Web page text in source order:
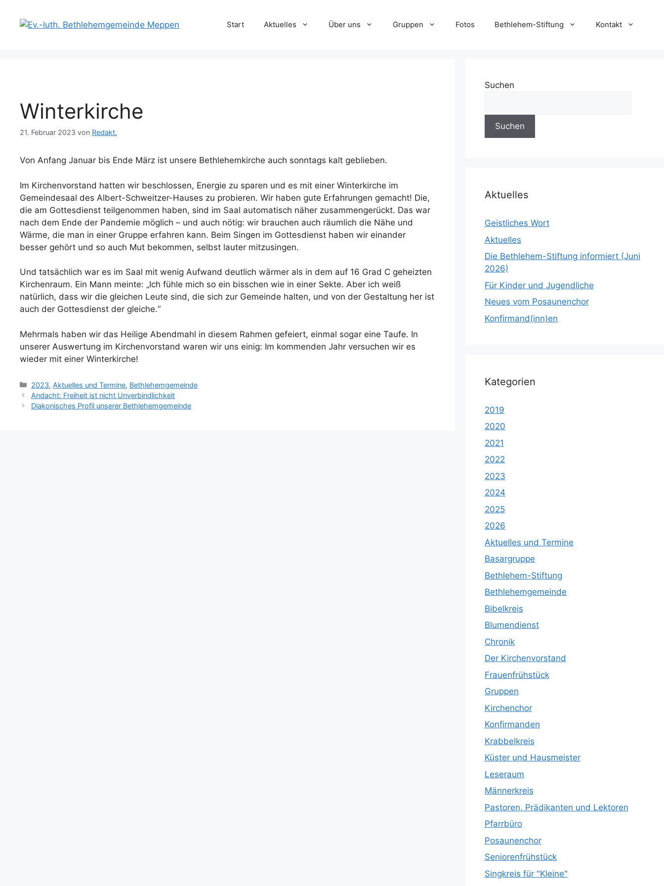
Inhalt
springen
Start Aktuelles Über uns Gruppen Fotos Bethlehem-Stiftung Kontakt
Winterkirche
21. Februar 2023 von Redakt.
Von Anfang Januar bis Ende März ist unsere Bethlehemkirche auch sonntags kalt geblieben.
Im Kirchenvorstand hatten wir beschlossen, Energie zu sparen und es mit einer Winterkirche im
Gemeindesaal des Albert-Schweitzer-Hauses zu probieren. Wir haben gute Erfahrungen gemacht! Die,
die am Gottesdienst teilgenommen haben, sind im Saal automatisch näher zusammengerückt. Das war
nach dem Ende der Pandemie möglich – und auch nötig: wir brauchen auch räumlich die Nähe und
Wärme, die man in einer Gruppe erfahren kann. Beim Singen im Gottesdienst haben wir einander
besser gehört und so auch Mut bekommen, selbst lauter mitzusingen.
Und tatsächlich war es im Saal mit wenig Aufwand deutlich wärmer als in dem auf 16 Grad C geheizten
Kirchenraum. Ein Mann meinte: „Ich fühle mich so ein bisschen wie in einer Sekte. Aber ich weiß
natürlich, dass wir die gleichen Leute sind, die sich zur Gemeinde halten, und von der Gestaltung her ist
auch der Gottesdienst der gleiche.“
Mehrmals haben wir das Heilige Abendmahl in diesem Rahmen gefeiert, einmal sogar eine Taufe. In
unserer Auswertung im Kirchenvorstand waren wir uns einig: Im kommenden Jahr versuchen wir es
wieder mit einer Winterkirche!
Kategorien
2023, Aktuelles und Termine, Bethlehemgemeinde
Andacht: Freiheit ist nicht Unverbindlichkeit
Diakonisches Profil unserer Bethlehemgemeinde
Suchen
Suchen
Aktuelles
Geistliches Wort
Aktuelles
Die Bethlehem-Stiftung informiert (Juni
2026)
Für Kinder und Jugendliche
Neues vom Posaunenchor
Konfirmand(inn)en
Kategorien
2019
2020
2021
2022
2023
2024
2025
2026
Aktuelles und Termine
Basargruppe
Bethlehem-Stiftung
Bethlehemgemeinde
Bibelkreis
Blumendienst
Chronik
Der Kirchenvorstand
Frauenfrühstück
Gruppen
Kirchenchor
Konfirmanden
Krabbelkreis
Küster und Hausmeister
Leseraum
Männerkreis
Pastoren, Prädikanten und Lektoren
Pfarrbüro
Posaunenchor
Seniorenfrühstück
Singkreis für "Kleine"